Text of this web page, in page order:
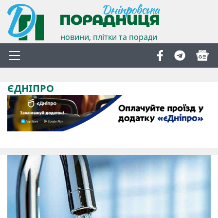
новини, плітки та поради
ЄДНІПРО